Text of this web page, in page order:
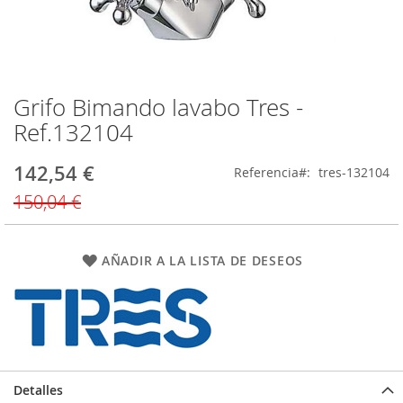
Grifo Bimando lavabo Tres -
Ref.132104
Precio
142,54 €
150,04 €
Referencia tres-132104
AÑADIR A LA LISTA DE DESEOS
Saltar
al
comienzo
la
galería
de
imágenes
Detalles